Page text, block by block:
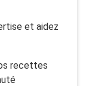
et aidez
recettes